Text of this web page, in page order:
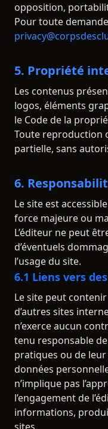
opposition,
Pour toute
5. Propriété
Les contenus
logos, éléments
le Code de la
Toute reproduction
partielle, sans
6.
Le site est
force majeure ou
L’éditeur ne peut
d’éventuels
l’usage du site.
6.1 Liens vers
Le site peut
d’autres sites
n’exerce aucun
tenu responsable
pratiques ou de
données
n’implique pas
l’engagement de
informations,